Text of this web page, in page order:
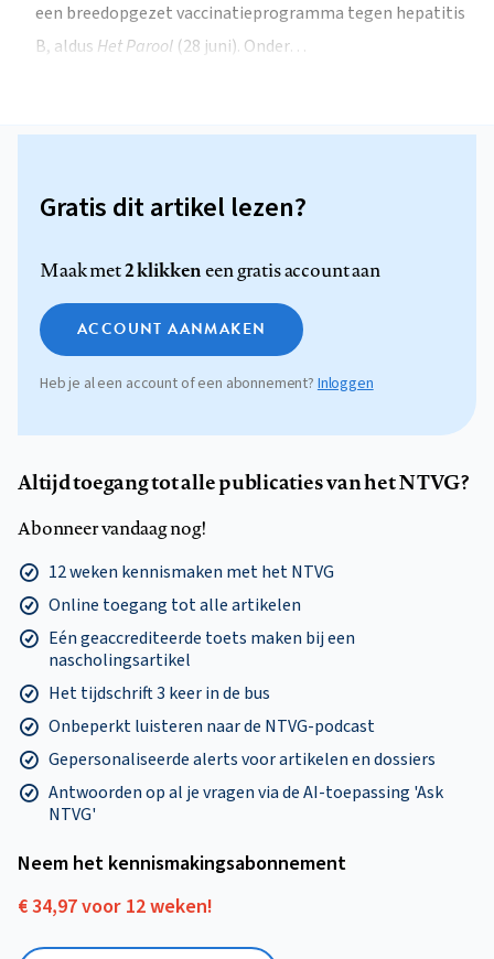
een breedopgezet vaccinatieprogramma tegen hepatitis
B, aldus Het Parool (28 juni). Onder…
Gratis dit artikel lezen?
Maak met2 klikkeneen gratis account aan
ACCOUNT AANMAKEN
Heb je al een account of een abonnement? Inloggen
Altijd toegang tot alle publicaties van het NTVG?
Abonneer vandaag nog!
12 weken kennismaken met het NTVG
Online toegang tot alle artikelen
Eén geaccrediteerde toets maken bij een
nascholingsartikel
Het tijdschrift 3 keer in de bus
Onbeperkt luisteren naar de NTVG-podcast
Gepersonaliseerde alerts voor artikelen en dossiers
Antwoorden op al je vragen via de AI-toepassing 'Ask
NTVG'
Neem het kennismakings­abonnement
€ 34,97 voor 12 weken!